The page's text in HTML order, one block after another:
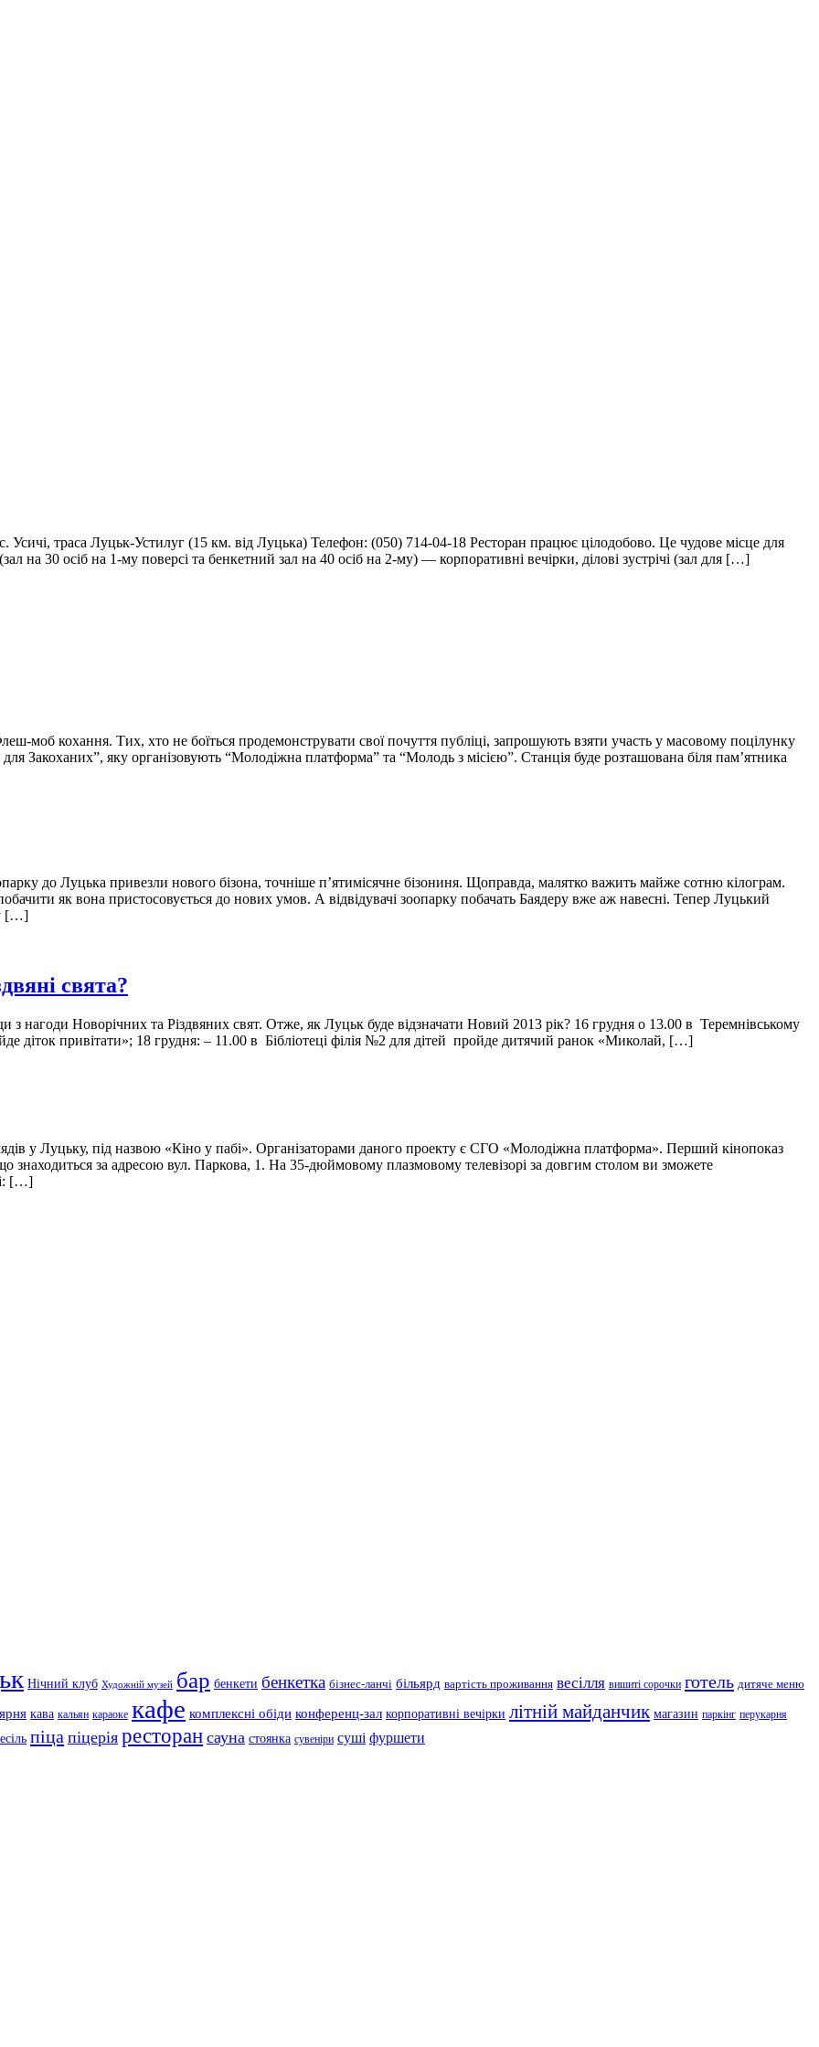
Усичі, траса Луцьк-Устилуг (15 км. від Луцька) Телефон: (050) 714-04-18 Ресторан працює цілодобово. Це чудове місце для
на 30 осіб на 1-му поверсі та бенкетний зал на 40 осіб на 2-му) — корпоративні вечірки, ділові зустрічі (зал для […]
моб кохання. Тих, хто не боїться продемонструвати свої почуття публіці, запрошують взяти участь у масовому поцілунку
Закоханих”, яку організовують “Молодіжна платформа” та “Молодь з місією”. Станція буде розташована біля пам’ятника
до Луцька привезли нового бізона, точніше п’ятимісячне бізониня. Щоправда, малятко важить майже сотню кілограм.
як вона пристосовується до нових умов. А відвідувачі зоопарку побачать Баядеру вже аж навесні. Тепер Луцький
[…]
свята?
з нагоди Новорічних та Різдвяних свят. Отже, як Луцьк буде відзначати Новий 2013 рік? 16 грудня о 13.00 в Теремнівському
діток привітати»; 18 грудня: – 11.00 в Бібліотеці філія №2 для дітей пройде дитячий ранок «Миколай, […]
у Луцьку, під назвою «Кіно у пабі». Організаторами даного проекту є СГО «Молодіжна платформа». Перший кінопоказ
знаходиться за адресою вул. Паркова, 1. На 35-дюймовому плазмовому телевізорі за довгим столом ви зможете
[…]
Нічний клуб Художній музей бар бенкети бенкетка бізнес-ланчі більярд вартість проживання весілля вишиті сорочки готель дитяче меню
кава кальян караоке кафе комплексні обіди конференц-зал корпоративні вечірки літній майданчик магазин паркінг перукарня
піца піцерія ресторан сауна стоянка сувеніри суші фуршети